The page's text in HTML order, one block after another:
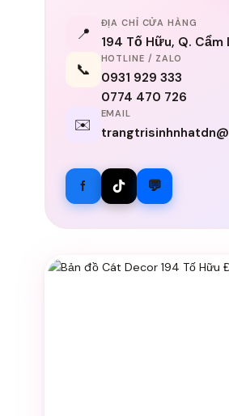
📍
ĐỊA CHỈ CỬA HÀNG
194 Tố Hữu, Q. Cẩm
📞
HOTLINE / ZALO
0931 929 333
0774 470 726
✉️
EMAIL
f 💬